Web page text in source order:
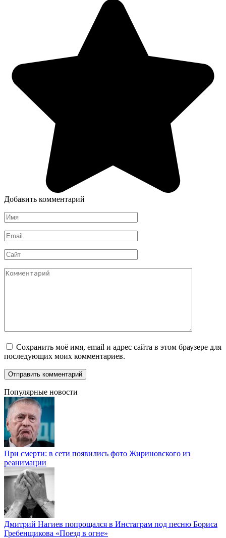
Добавить комментарий
Имя
*
Email
*
Сайт
Комментарий
Сохранить моё имя, email и адрес сайта в этом браузере для
последующих моих комментариев.
Популярные новости
При смерти: в сети появились фото Жириновского из
реанимации
Дмитрий Нагиев попрощался в Инстаграм под песню Бориса
Гребенщикова «Поезд в огне»